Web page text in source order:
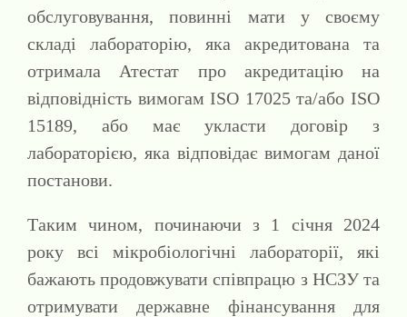
обслуговування, повинні мати у своєму
складі лабораторію, яка акредитована та
отримала Атестат про акредитацію на
відповідність вимогам ISO 17025 та/або ISO
15189, або має укласти договір з
лабораторією, яка відповідає вимогам даної
постанови.
Таким чином, починаючи з 1 січня 2024
року всі мікробіологічні лабораторії, які
бажають продовжувати співпрацю з НСЗУ та
отримувати державне фінансування для